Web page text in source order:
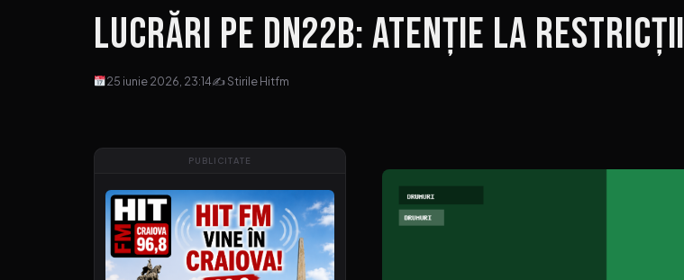
Lucrări pe DN22B: atenție la restricții
25 iunie 2026, 23:14✍ Stirile Hitfm
PUBLICITATE